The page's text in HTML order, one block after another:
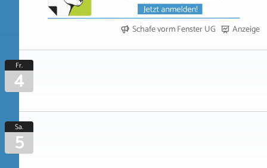
Schafe vorm Fenster UG Anzeige
Fr.
4
Sa.
5